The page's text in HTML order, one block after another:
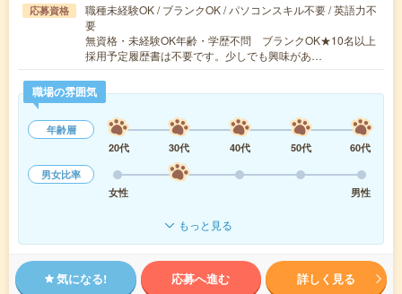
応募資格
職種未経験OK / ブランクOK / パソコンスキル不要 / 英語力不
要
無資格・未経験OK年齢・学歴不問 ブランクOK★10名以上
採用予定履歴書は不要です。少しでも興味があ…
職場の雰囲気
年齢層
20代
30代 40代 50代
60代
男女比率
女性
男性
もっと見る
気になる! 応募へ進む 詳しく見る